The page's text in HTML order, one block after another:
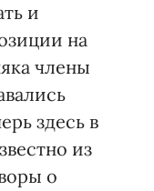
и
на
члены
здесь в
из
о